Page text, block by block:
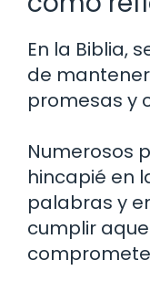
En la Biblia,
de
promesas y
Numerosos
hincapié en
palabras y
cumplir